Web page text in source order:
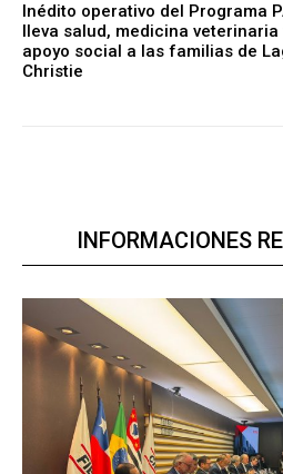
Inédito operativo del Programa
lleva salud, medicina veterinaria
apoyo social a las familias de
Christie
INFORMACIONES